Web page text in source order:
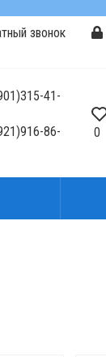
звонок
315-41-
916-86-
0